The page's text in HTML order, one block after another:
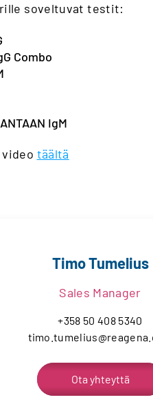
soveltuvat testit:
Combo
IgM
video täältä
Timo Tumelius
Sales Manager
+358 50 408 5340
Ota yhteyttä